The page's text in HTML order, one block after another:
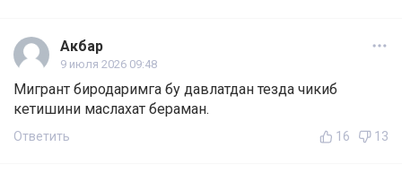
Акбар
9 июля 2026 09:48
Мигрант биродаримга бу давлатдан тезда чикиб
кетишини маслахат бераман.
Ответить 16 13